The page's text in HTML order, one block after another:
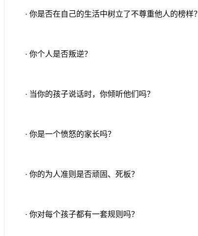
· 你是否在自己的生活中树立了不尊重他人的榜样？
· 你个人是否叛逆？
· 当你的孩子说话时，你倾听他们吗？
· 你是一个愤怒的家长吗？
· 你的为人准则是否顽固、死板？
· 你对每个孩子都有一套规则吗？